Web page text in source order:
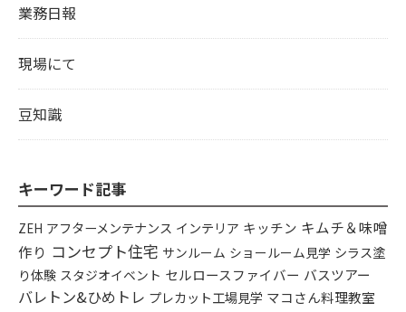
業務日報
現場にて
豆知識
キーワード記事
ZEH アフターメンテナンス インテリア キッチン キムチ＆味噌
作り コンセプト住宅 サンルーム ショールーム見学 シラス塗
り体験 スタジオイベント セルロースファイバー バスツアー
バレトン&ひめトレ プレカット工場見学 マコさん料理教室